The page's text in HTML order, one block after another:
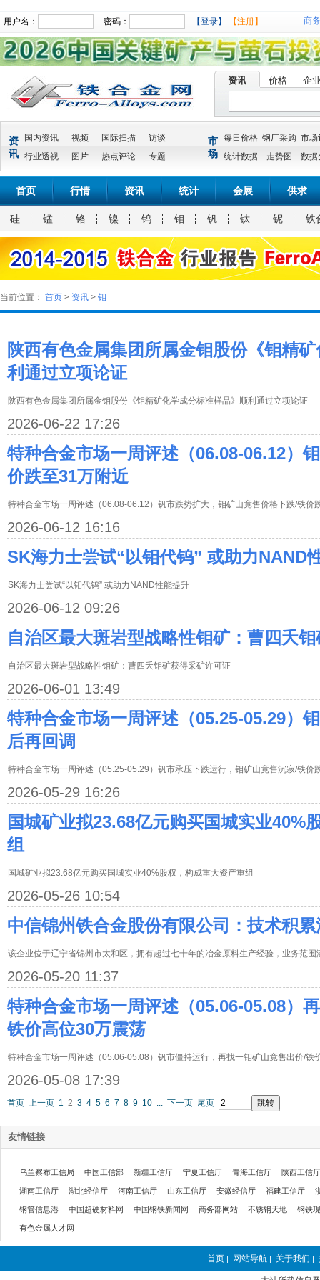
用户名： 密码： 【登录】 【注册】 商
资讯 价格 企
资
讯
国内资讯 视频 国际扫描
访谈
行业透视
图片 热点评论 专题
市
场
每日价格 钢厂采购 市场
统计数据
走势图 数据
首页 行情 资讯 统计 会展 供求
硅 锰 铬 镍 钨 钼 钒 钛 铌 铁
当前位置： 首页 > 资讯 > 钼
陕西有色金属集团所属金钼股份《钼精
利通过立项论证
陕西有色金属集团所属金钼股份《钼精矿化学成分标准样品》顺利通过立项论证
2026-06-22 17:26
特种合金市场一周评述（06.08-06.12）
价跌至31万附近
特种合金市场一周评述（06.08-06.12）钒市跌势扩大，钼矿山竟售价格下跌/铁价
2026-06-12 16:16
SK海力士尝试“以钼代钨” 或助力NAND
SK海力士尝试“以钼代钨” 或助力NAND性能提升
2026-06-12 09:26
自治区最大斑岩型战略性钼矿：曹四夭
自治区最大斑岩型战略性钼矿：曹四夭钼矿获得采矿许可证
2026-06-01 13:49
特种合金市场一周评述（05.25-05.29）
后再回调
特种合金市场一周评述（05.25-05.29）钒市承压下跌运行，钼矿山竟售沉寂/铁价
2026-05-29 16:26
国城矿业拟23.68亿元购买国城实业40%
组
国城矿业拟23.68亿元购买国城实业40%股权，构成重大资产重组
2026-05-26 10:54
中信锦州铁合金股份有限公司：技术积
该企业位于辽宁省锦州市太和区，拥有超过七十年的冶金原料生产经验，业务范
2026-05-20 11:37
特种合金市场一周评述（05.06-05.08）
铁价高位30万震荡
特种合金市场一周评述（05.06-05.08）钒市僵持运行，再找一钼矿山竟售出价/铁
2026-05-08 17:39
首页 上一页 1 2 3 4 5 6 7 8 9 10 ... 下一页 尾页
友情链接
乌兰察布工信局 中国工信部 新疆工信厅 宁夏工信厅 青海工信厅 陕西工信厅
湖南工信厅 湖北经信厅 河南工信厅 山东工信厅 安徽经信厅 福建工信厅
钢管信息港 中国超硬材料网 中国钢铁新闻网 商务部网站 不锈钢天地 钢铁
有色金属人才网
首页 | 网站导航 | 关于我们 |